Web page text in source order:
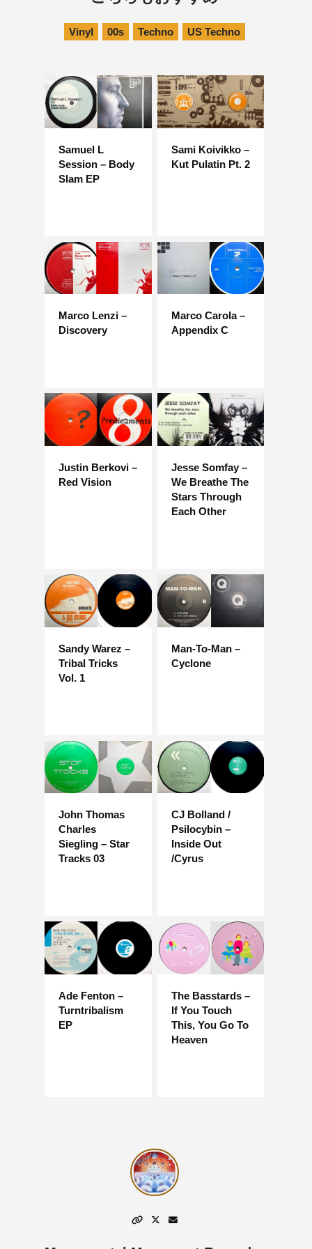
Vinyl 00s Techno US Techno
Samuel L
Session – Body
Slam EP
Sami Koivikko –
Kut Pulatin Pt. 2
Marco Lenzi –
Discovery
Marco Carola –
Appendix C
Justin Berkovi –
Red Vision
Jesse Somfay –
We Breathe The
Stars Through
Each Other
Sandy Warez –
Tribal Tricks
Vol. 1
Man-To-Man –
Cyclone
John Thomas
Charles
Siegling – Star
Tracks 03
CJ Bolland /
Psilocybin –
Inside Out
/Cyrus
Ade Fenton –
Turntribalism
EP
The Basstards –
If You Touch
This, You Go To
Heaven